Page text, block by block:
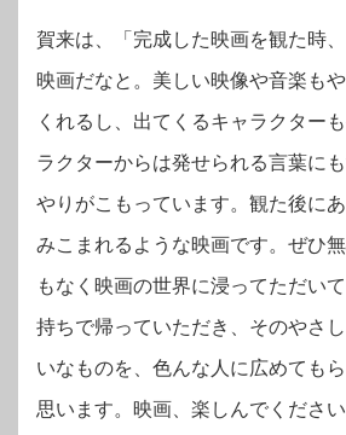
賀来は、「完成した映画を観た時
映画だなと。美しい映像や音楽も
くれるし、出てくるキャラクター
ラクターからは発せられる言葉に
やりがこもっています。観た後に
みこまれるような映画です。ぜひ
もなく映画の世界に浸ってただい
持ちで帰っていただき、そのやさ
いなものを、色んな人に広めても
思います。映画、楽しんでくださ